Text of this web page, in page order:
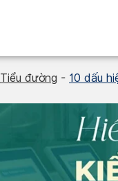
Tiểu đường - 10 dấu